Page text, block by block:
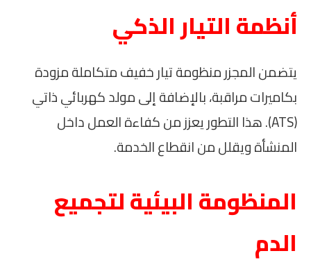
أنظمة التيار الذكي
يتضمن المجزر منظومة تيار خفيف متكاملة مزودة
بكاميرات مراقبة، بالإضافة إلى مولد كهربائي ذاتي
(ATS). هذا التطور يعزز من كفاءة العمل داخل
المنشأة ويقلل من انقطاع الخدمة.
المنظومة البيئية لتجميع
الدم